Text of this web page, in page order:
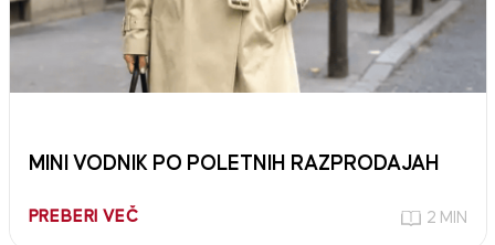
MINI VODNIK PO POLETNIH RAZPRODAJAH
PREBERI VEČ 2 MIN